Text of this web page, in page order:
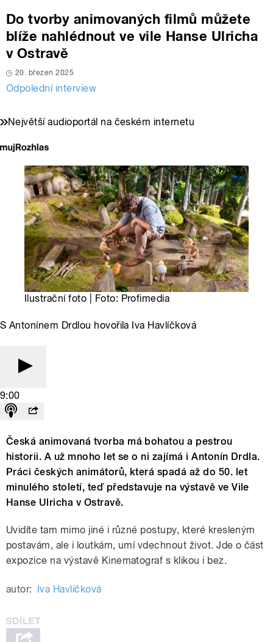
Do tvorby animovaných filmů můžete
blíže nahlédnout ve vile Hanse Ulricha
v Ostravě
20. březen 2025
Odpolední interview
Největší audioportál na českém internetu
Ilustrační foto | Foto: Profimedia
S Antonínem Drdlou hovořila Iva Havlíčková
9:00
Česká animovaná tvorba má bohatou a pestrou
historii. A už mnoho let se o ni zajímá i Antonín Drdla.
Práci českých animátorů, která spadá až do 50. let
minulého století, teď představuje na výstavě ve Vile
Hanse Ulricha v Ostravě.
Uvidíte tam mimo jiné i různé postupy, které kresleným
postavám, ale i loutkám, umí vdechnout život. Jde o část
expozice na výstavě Kinematograf s klikou i bez.
autor: Iva Havlíčková